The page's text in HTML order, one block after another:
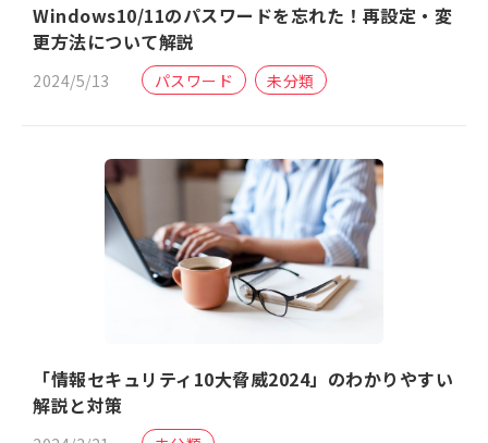
Windows10/11のパスワードを忘れた！再設定・変
更方法について解説
2024/5/13 パスワード 未分類
「情報セキュリティ10大脅威2024」のわかりやすい
解説と対策